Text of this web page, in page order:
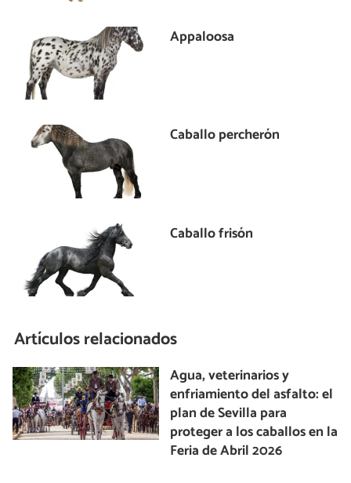
Appaloosa
Caballo percherón
Caballo frisón
Artículos relacionados
Agua, veterinarios y
enfriamiento del asfalto: el
plan de Sevilla para
proteger a los caballos en la
Feria de Abril 2026